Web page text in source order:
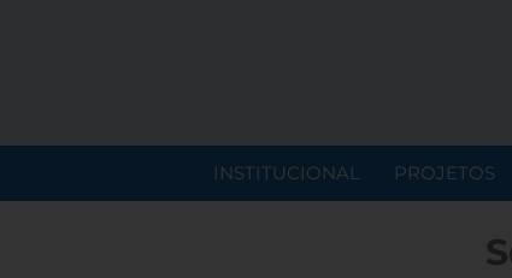
INSTITUCIONAL PROJETOS